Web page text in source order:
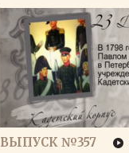
ВЫПУСК №357